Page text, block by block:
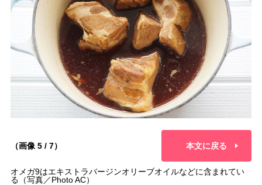
（画像 5 / 7） 本文に戻る
オメガ9はエキストラバージンオリーブオイルなどに含まれてい
る（写真／Photo AC）